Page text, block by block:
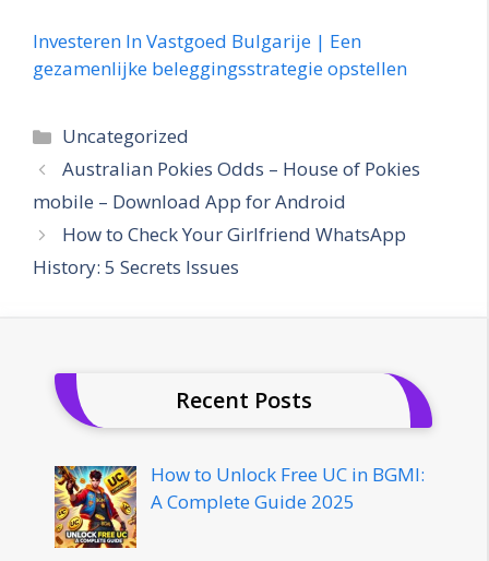
Investeren In Vastgoed Bulgarije | Een
gezamenlijke beleggingsstrategie opstellen
Categories
Uncategorized
Australian Pokies Odds – House of Pokies
mobile – Download App for Android
How to Check Your Girlfriend WhatsApp
History: 5 Secrets Issues
Recent Posts
How to Unlock Free UC in BGMI:
A Complete Guide 2025